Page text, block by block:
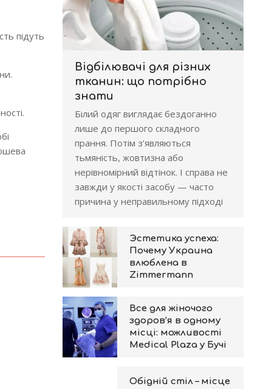
підуть
Відбілювачі для різних
тканин: що потрібно
знати
Білий одяг виглядає бездоганно
лише до першого складного
прання. Потім з’являються
тьмяність, жовтизна або
нерівномірний відтінок. І справа не
завжди у якості засобу — часто
причина у неправильному підході
Эстетика успеха:
Почему Украина
влюблена в
Zimmermann
Все для жіночого
здоров’я в одному
місці: можливості
Medical Plaza у Бучі
Обідній стіл – місце